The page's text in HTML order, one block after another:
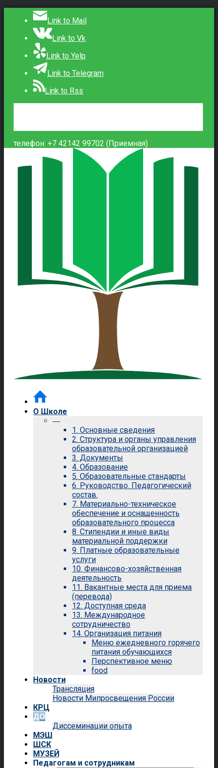
Link to Mail
Link to Vk
Link to Yelp
Link to Telegram
Link to Rss
телефон: +7 42142 99702 (Приемная)
О Школе
—
1. Основные сведения
2. Структура и органы управления
образовательной организацией
3. Документы
4. Образование
5. Образовательные стандарты
6. Руководство. Педагогический
состав.
7. Материально-техническое
обеспечение и оснащенность
образовательного процесса
8. Стипендии и иные виды
материальной поддержки
9. Платные образовательные
услуги
10. Финансово-хозяйственная
деятельность
11. Вакантные места для приема
(перевода)
12. Доступная среда
13. Международное
сотрудничество
14. Организация питания
Меню ежедневного горячего
питания обучающихся
Перспективное меню
food
Новости
Трансляция
Новости Мипросвещения России
КРЦ
ДО
Диссеминации опыта
МЭШ
ШСК
МУЗЕЙ
Педагогам и сотрудникам